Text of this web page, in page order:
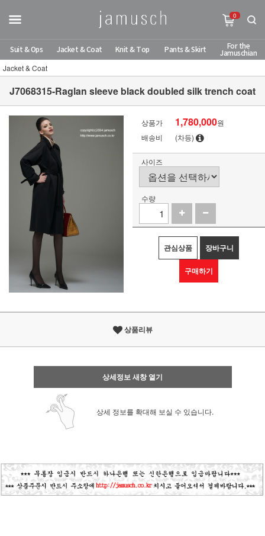
0
Suit & Ops Jacket & Coat Knit & Top Pants & Skirt
For the
Jamuschian
Jacket & Coat
J7068315-Raglan sleeve black doubled silk trench coat
상품가 1,780,000원
배송비
(차등)
사이즈
수량
관심상품 장바구니
구매하기
상품리뷰
상세정보 새창 열기
상세 정보를 확대해 보실 수 있습니다.